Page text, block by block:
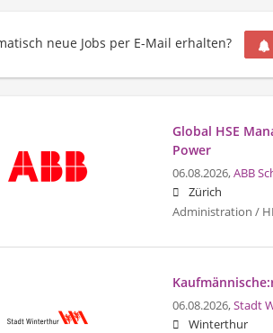
neue Jobs per E-Mail erhalten?
Global HSE
Power
06.08.2026,ABB
Zürich
Administration /
06.08.2026,Stadt
Winterthur